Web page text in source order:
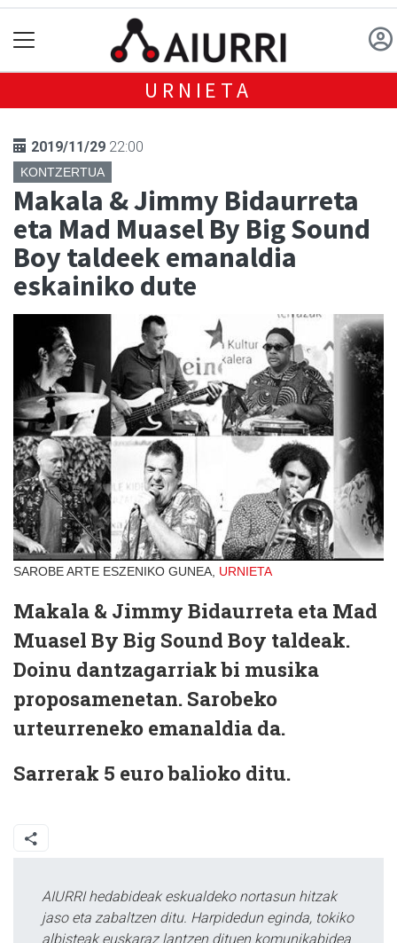
URNIETA
2019/11/29 22:00
KONTZERTUA
Makala & Jimmy Bidaurreta
eta Mad Muasel By Big Sound
Boy taldeek emanaldia
eskainiko dute
SAROBE ARTE ESZENIKO GUNEA, URNIETA
Makala & Jimmy Bidaurreta eta Mad
Muasel By Big Sound Boy taldeak.
Doinu dantzagarriak bi musika
proposamenetan. Sarobeko
urteurreneko emanaldia da.
Sarrerak 5 eurobalioko ditu.
AIURRI hedabideak eskualdeko nortasun hitzak
jaso eta zabaltzen ditu. Harpidedun eginda, tokiko
albisteak euskaraz lantzen dituen komunikabidea